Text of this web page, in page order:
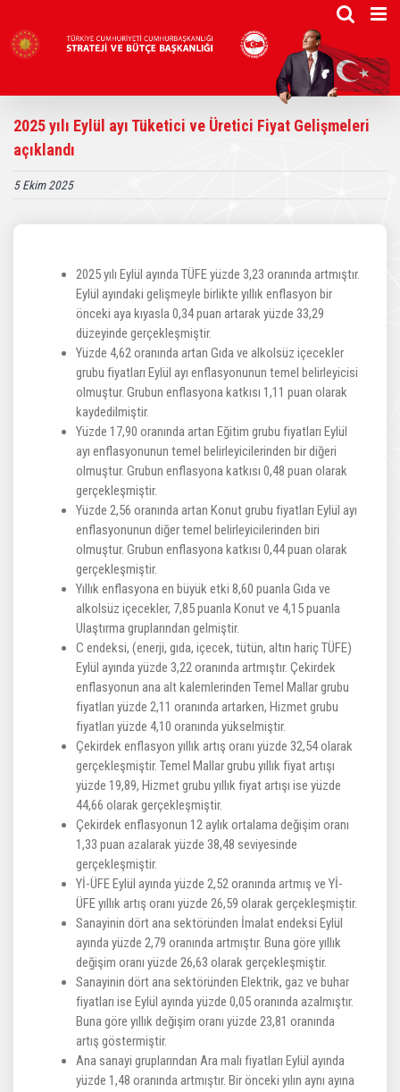
content
2025 yılı Eylül ayı Tüketici ve Üretici Fiyat Gelişmeleri
açıklandı
5 Ekim 2025
2025 yılı Eylül ayında TÜFE yüzde 3,23 oranında artmıştır.
Eylül ayındaki gelişmeyle birlikte yıllık enflasyon bir
önceki aya kıyasla 0,34 puan artarak yüzde 33,29
düzeyinde gerçekleşmiştir.
Yüzde 4,62 oranında artan Gıda ve alkolsüz içecekler
grubu fiyatları Eylül ayı enflasyonunun temel belirleyicisi
olmuştur. Grubun enflasyona katkısı 1,11 puan olarak
kaydedilmiştir.
Yüzde 17,90 oranında artan Eğitim grubu fiyatları Eylül
ayı enflasyonunun temel belirleyicilerinden bir diğeri
olmuştur. Grubun enflasyona katkısı 0,48 puan olarak
gerçekleşmiştir.
Yüzde 2,56 oranında artan Konut grubu fiyatları Eylül ayı
enflasyonunun diğer temel belirleyicilerinden biri
olmuştur. Grubun enflasyona katkısı 0,44 puan olarak
gerçekleşmiştir.
Yıllık enflasyona en büyük etki 8,60 puanla Gıda ve
alkolsüz içecekler, 7,85 puanla Konut ve 4,15 puanla
Ulaştırma gruplarından gelmiştir.
C endeksi, (enerji, gıda, içecek, tütün, altın hariç TÜFE)
Eylül ayında yüzde 3,22 oranında artmıştır. Çekirdek
enflasyonun ana alt kalemlerinden Temel Mallar grubu
fiyatları yüzde 2,11 oranında artarken, Hizmet grubu
fiyatları yüzde 4,10 oranında yükselmiştir.
Çekirdek enflasyon yıllık artış oranı yüzde 32,54 olarak
gerçekleşmiştir. Temel Mallar grubu yıllık fiyat artışı
yüzde 19,89, Hizmet grubu yıllık fiyat artışı ise yüzde
44,66 olarak gerçekleşmiştir.
Çekirdek enflasyonun 12 aylık ortalama değişim oranı
1,33 puan azalarak yüzde 38,48 seviyesinde
gerçekleşmiştir.
Yİ-ÜFE Eylül ayında yüzde 2,52 oranında artmış ve Yİ-
ÜFE yıllık artış oranı yüzde 26,59 olarak gerçekleşmiştir.
Sanayinin dört ana sektöründen İmalat endeksi Eylül
ayında yüzde 2,79 oranında artmıştır. Buna göre yıllık
değişim oranı yüzde 26,63 olarak gerçekleşmiştir.
Sanayinin dört ana sektöründen Elektrik, gaz ve buhar
fiyatları ise Eylül ayında yüzde 0,05 oranında azalmıştır.
Buna göre yıllık değişim oranı yüzde 23,81 oranında
artış göstermiştir.
Ana sanayi gruplarından Ara malı fiyatları Eylül ayında
yüzde 1,48 oranında artmıştır. Bir önceki yılın aynı ayına